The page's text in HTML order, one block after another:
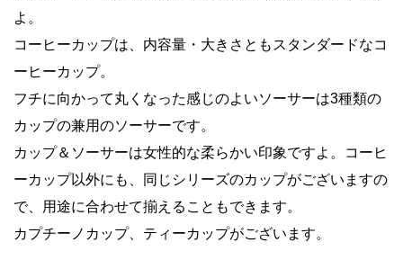
よ。
コーヒーカップは、内容量・大きさともスタンダードなコ
ーヒーカップ。
フチに向かって丸くなった感じのよいソーサーは3種類の
カップの兼用のソーサーです。
カップ＆ソーサーは女性的な柔らかい印象ですよ。コーヒ
ーカップ以外にも、同じシリーズのカップがございますの
で、用途に合わせて揃えることもできます。
カプチーノカップ、ティーカップがございます。